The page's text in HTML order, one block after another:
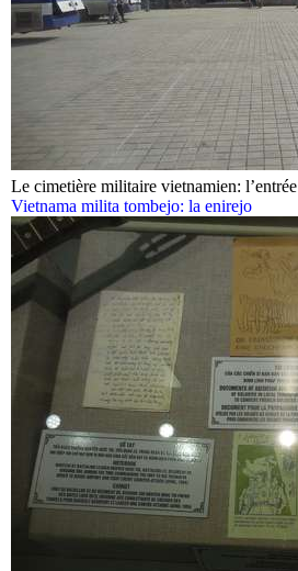
Le cimetière militaire vietnamien: l’entrée
Vietnama milita tombejo: la enirejo